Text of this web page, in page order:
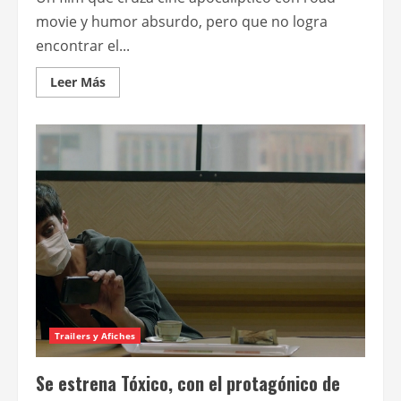
movie y humor absurdo, pero que no logra
encontrar el...
Leer MásLeer
más
Tóxico
Trailers y Afiches
Se estrena Tóxico, con el protagónico de